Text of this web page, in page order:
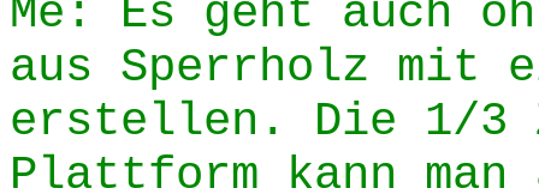
Me: Es geht auch
aus Sperrholz mit
erstellen. Die 1/3
Plattform kann